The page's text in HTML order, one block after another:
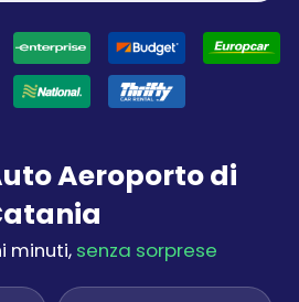
Aeroporto di
minuti, senza sorprese